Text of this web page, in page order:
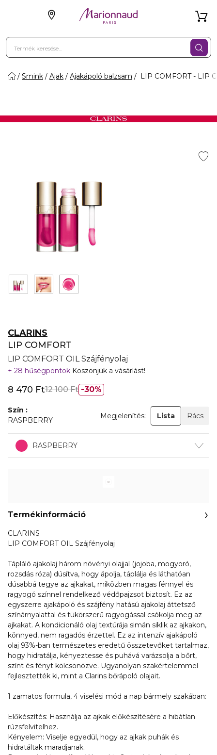
Smink Ajak Ajakápoló balzsam LIP COMFORT - LIP
CLARINS
LIP COMFORT
LIP COMFORT OIL Szájfényolaj
28 hűségpontok Köszönjük a vásárlást!
30%
8 470 Ft12 100 Ft
Szín
RASPBERRY
Megjelenítés: Lista Rács
RASPBERRY
Termékinformáció
CLARINS
LIP COMFORT OIL Szájfényolaj
Tápláló ajakolaj három növényi olajjal (jojoba, mogyoró,
rozsdás róza) dúsítva, hogy ápolja, táplálja és láthatóan
dúsabbá tegye az ajkakat, miközben magas fénnyel és
ragyogó színnel rendelkező védőpajzsot biztosít. Ez az
egyszerre ajakápoló és szájfény hatású ajakolaj áttetsző
színárnyalattal és tükörszerű ragyogással csókolja meg az
ajkakat. A kondicionáló olaj textúrája simán siklik az ajkakon,
könnyed, nem ragadós érzettel. Ez az intenzív ajakápoló
olaj 93%-ban természetes eredetű összetevőket tartalmaz,
hogy hidratálja, kényeztesse és puhává varázsolja a bőrt,
színt és fényt kölcsönözve. Ugyanolyan szakértelemmel
fejlesztették ki, mint a Clarins bőrápoló olajait.
1 zamatos formula, 4 viselési mód a nap bármely szakában:
Előkészítés: Használja az ajkak előkészítésére a hibátlan
rúzsfelvitelhez.
Kényelem: Viselje egyedül, hogy az ajkak puhák és
hidratáltak maradjanak.